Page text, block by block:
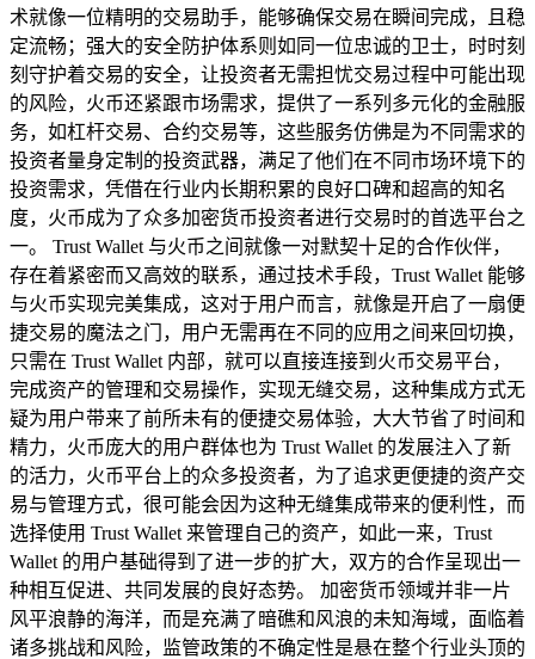
术就像一位精明的交易助手，能够确保交易在瞬间完成，且稳
定流畅；强大的安全防护体系则如同一位忠诚的卫士，时时刻
刻守护着交易的安全，让投资者无需担忧交易过程中可能出现
的风险，火币还紧跟市场需求，提供了一系列多元化的金融服
务，如杠杆交易、合约交易等，这些服务仿佛是为不同需求的
投资者量身定制的投资武器，满足了他们在不同市场环境下的
投资需求，凭借在行业内长期积累的良好口碑和超高的知名
度，火币成为了众多加密货币投资者进行交易时的首选平台之
一。 Trust Wallet 与火币之间就像一对默契十足的合作伙伴，
存在着紧密而又高效的联系，通过技术手段，Trust Wallet 能够
与火币实现完美集成，这对于用户而言，就像是开启了一扇便
捷交易的魔法之门，用户无需再在不同的应用之间来回切换，
只需在 Trust Wallet 内部，就可以直接连接到火币交易平台，
完成资产的管理和交易操作，实现无缝交易，这种集成方式无
疑为用户带来了前所未有的便捷交易体验，大大节省了时间和
精力，火币庞大的用户群体也为 Trust Wallet 的发展注入了新
的活力，火币平台上的众多投资者，为了追求更便捷的资产交
易与管理方式，很可能会因为这种无缝集成带来的便利性，而
选择使用 Trust Wallet 来管理自己的资产，如此一来，Trust
Wallet 的用户基础得到了进一步的扩大，双方的合作呈现出一
种相互促进、共同发展的良好态势。 加密货币领域并非一片
风平浪静的海洋，而是充满了暗礁和风浪的未知海域，面临着
诸多挑战和风险，监管政策的不确定性是悬在整个行业头顶的